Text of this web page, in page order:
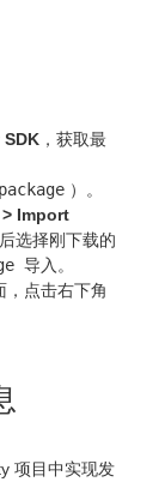
，获取最
）。
Import
后选择刚下载的
导入。
，点击右下角
项目中实现发